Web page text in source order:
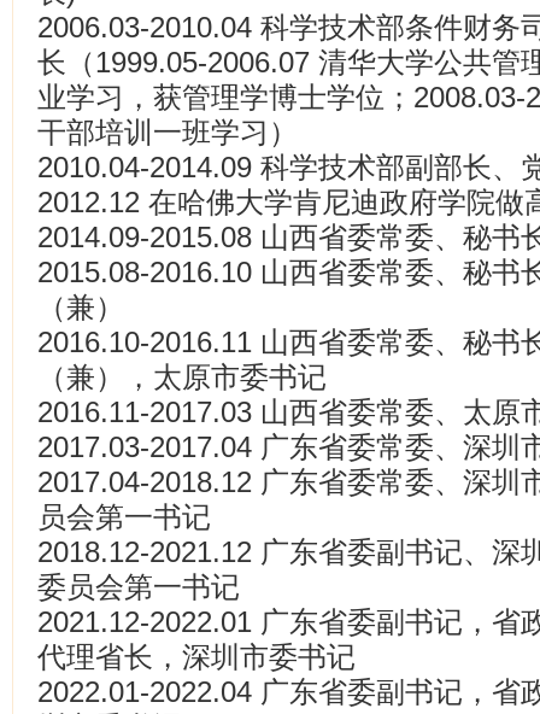
2006.03-2010.04 科学技术部条件财务
长（1999.05-2006.07 清华大学公共管
业学习，获管理学博士学位；2008.03-
干部培训一班学习）
2010.04-2014.09 科学技术部副部长、
2012.12 在哈佛大学肯尼迪政府学院做
2014.09-2015.08 山西省委常委、秘书
2015.08-2016.10 山西省委常委、秘书
（兼）
2016.10-2016.11 山西省委常委、秘书
（兼），太原市委书记
2016.11-2017.03 山西省委常委、太原
2017.03-2017.04 广东省委常委、深圳
2017.04-2018.12 广东省委常委、深圳
员会第一书记
2018.12-2021.12 广东省委副书记、深
委员会第一书记
2021.12-2022.01 广东省委副书记，省
代理省长，深圳市委书记
2022.01-2022.04 广东省委副书记，省